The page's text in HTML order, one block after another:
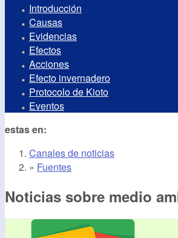
Introducción
Causas
Evidencias
Efectos
Acciones
Efecto invernadero
Protocolo de Kioto
Eventos
estas en:
Canales de noticias
» Fuentes
Noticias sobre medio